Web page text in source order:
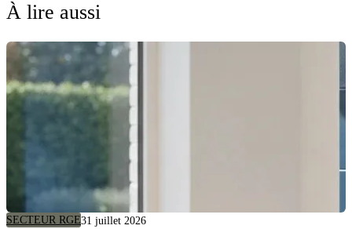
À lire aussi
SECTEUR RGE31 juillet 2026